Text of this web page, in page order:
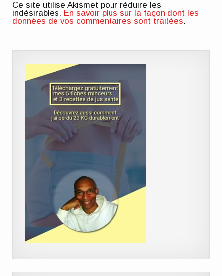
Ce site utilise Akismet pour réduire les
indésirables. En savoir plus sur la façon dont les
données de vos commentaires sont traitées.